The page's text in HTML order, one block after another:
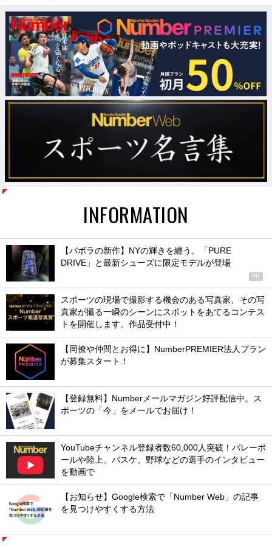
INFORMATION
【バボラの新作】NYの輝きを纏う。「PURE
DRIVE」と最新シューズに限定モデルが登場
PR
スポーツの現場で撮影する機会のある写真家、その写
真家が撮る一瞬のシーンにスポットをあてるコンテス
トを開催します。作品受付中！
【同僚や仲間とお得に】NumberPREMIER法人プラン
が募集スタート！
【登録無料】Numberメールマガジン好評配信中。ス
ポーツの「今」をメールでお届け！
YouTubeチャンネル登録者数60,000人突破！バレーボ
ールや陸上、バスケ、野球などの選手のインタビュー
を動画で
【お知らせ】Google検索で「Number Web」の記事
を見つけやすくする方法